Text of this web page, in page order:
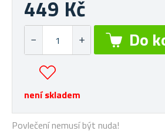
Povlečení nemusí být nuda!
449 Kč
není skladem